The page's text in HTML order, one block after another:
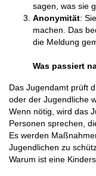
sagen, was sie
Anonymität:
machen. Das
die Meldung
Was passiert
Das Jugendamt prüft
oder der Jugendliche
Wenn nötig, wird das
Personen sprechen,
Es werden
Jugendlichen zu
Warum ist eine